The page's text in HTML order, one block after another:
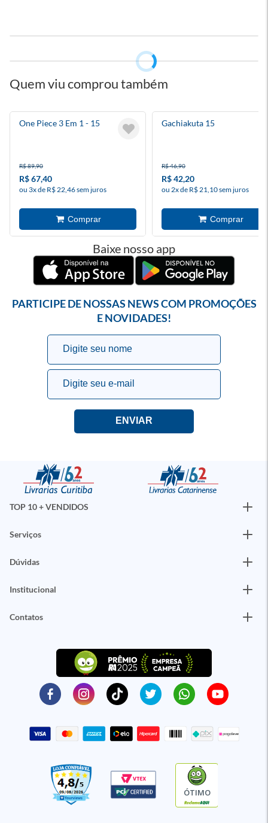
Quem viu comprou também
One Piece 3 Em 1 - 15
R$ 89,90
R$ 67,40
ou 3x de R$ 22,46 sem juros
Gachiakuta 15
R$ 46,90
R$ 42,20
ou 2x de R$ 21,10 sem juros
Baixe nosso app
PARTICIPE DE NOSSAS NEWS COM PROMOÇÕES
E NOVIDADES!
TOP 10 + VENDIDOS
Serviços
Dúvidas
Institucional
Contatos
ÓTIMO